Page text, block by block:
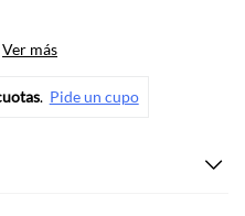
Ver más